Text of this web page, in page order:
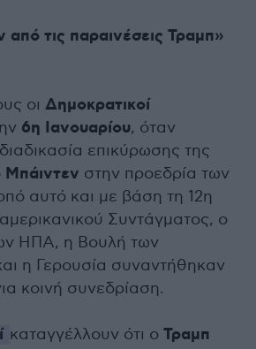
τις παραινέσεις Τραμπ»
οι Δημοκρατικοί
6η Ιανουαρίου, όταν
επικύρωσης της
Μπάιντεν στην προεδρία των
αυτό και με βάση τη 12η
Συντάγματος, ο
ΗΠΑ, η Βουλή των
η Γερουσία συναντήθηκαν
κοινή συνεδρίαση.
καταγγέλλουν ότι ο Τραμπ